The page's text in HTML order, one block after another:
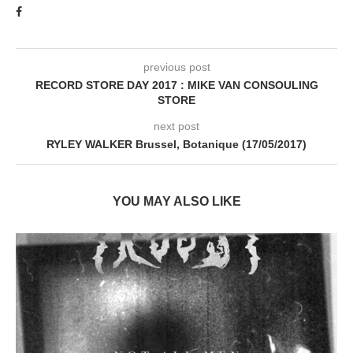
previous post
RECORD STORE DAY 2017 : MIKE VAN CONSOULING
STORE
next post
RYLEY WALKER Brussel, Botanique (17/05/2017)
YOU MAY ALSO LIKE